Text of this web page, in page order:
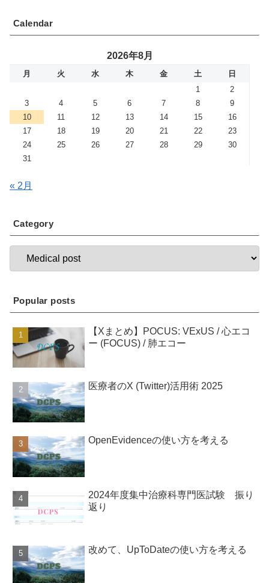
Calendar
2026年8月
月 火 水 木 金 土
日
1
2
3
4 5 6 7 8
9
10
11 12 13 14 15
16
17
18 19 20 21 22
23
24
25 26 27 28 29
30
31
« 2月
Category
Popular posts
【Xまとめ】POCUS: VExUS / 心エコ
ー (FOCUS) / 肺エコー
医療者のX (Twitter)活用術 2025
OpenEvidenceの使い方を考える
2024年度集中治療科専門医試験 振り
返り
改めて、UpToDateの使い方を考える